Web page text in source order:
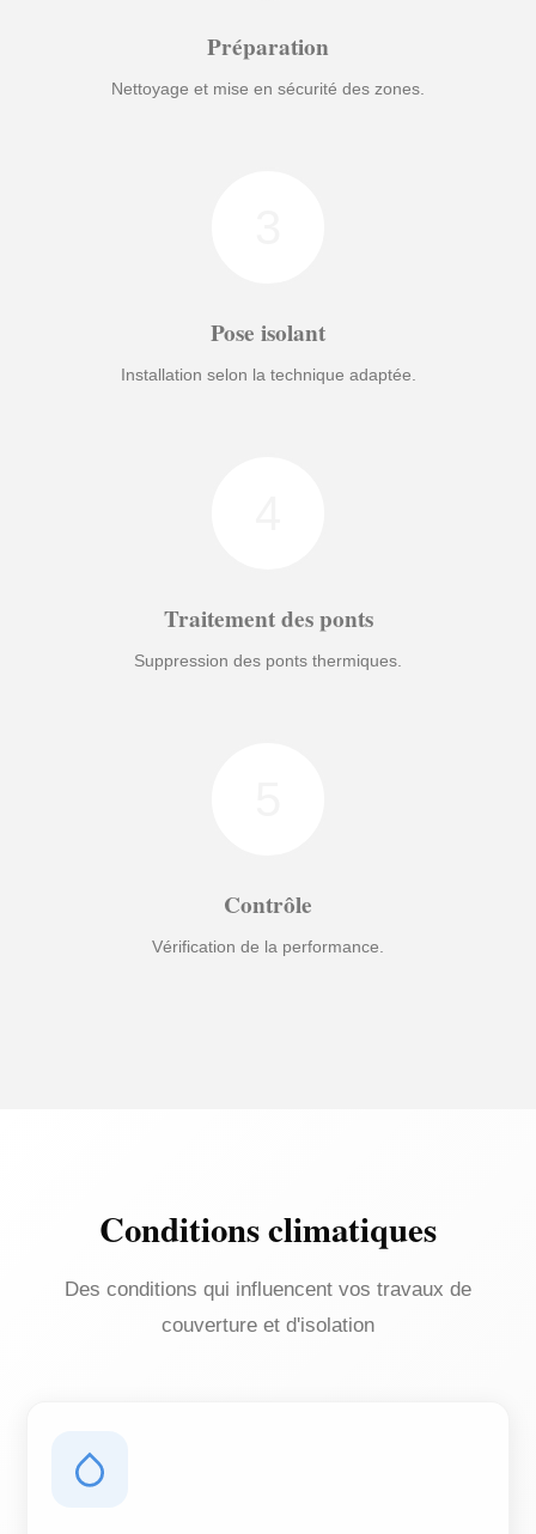
Préparation
Nettoyage et mise en sécurité des zones.
Pose isolant
Installation selon la technique adaptée.
Traitement des ponts
Suppression des ponts thermiques.
Contrôle
Vérification de la performance.
Conditions climatiques
Des conditions qui influencent vos travaux de
couverture et d'isolation